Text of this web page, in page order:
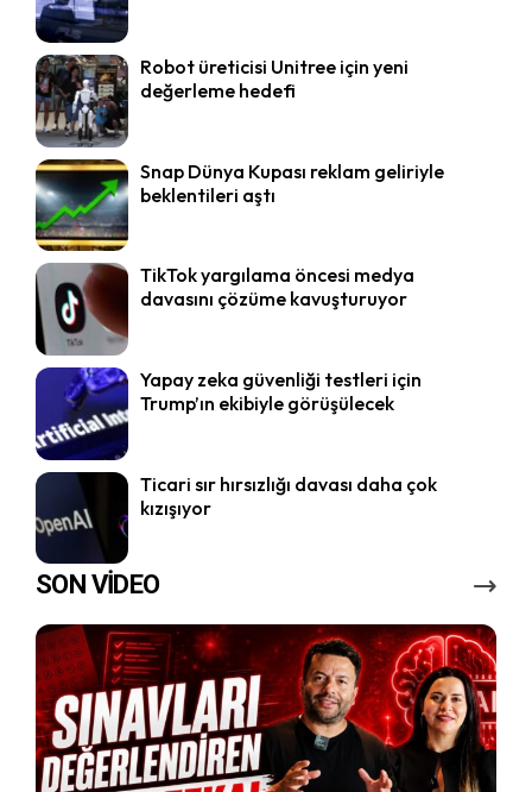
Robot üreticisi Unitree için yeni
değerleme hedefi
Snap Dünya Kupası reklam geliriyle
beklentileri aştı
TikTok yargılama öncesi medya
davasını çözüme kavuşturuyor
Yapay zeka güvenliği testleri için
Trump’ın ekibiyle görüşülecek
Ticari sır hırsızlığı davası daha çok
kızışıyor
SON VİDEO